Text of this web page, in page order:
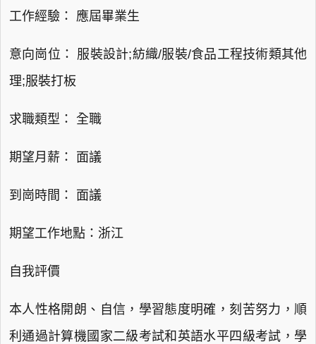
工作經驗： 應屆畢業生
意向崗位： 服裝設計;紡織/服裝/食品工程技術類其他
理;服裝打板
求職類型： 全職
期望月薪： 面議
到崗時間： 面議
期望工作地點：浙江
自我評價
本人性格開朗、自信，學習態度明確，刻苦努力，順
利通過計算機國家二級考試和英語水平四級考試，學